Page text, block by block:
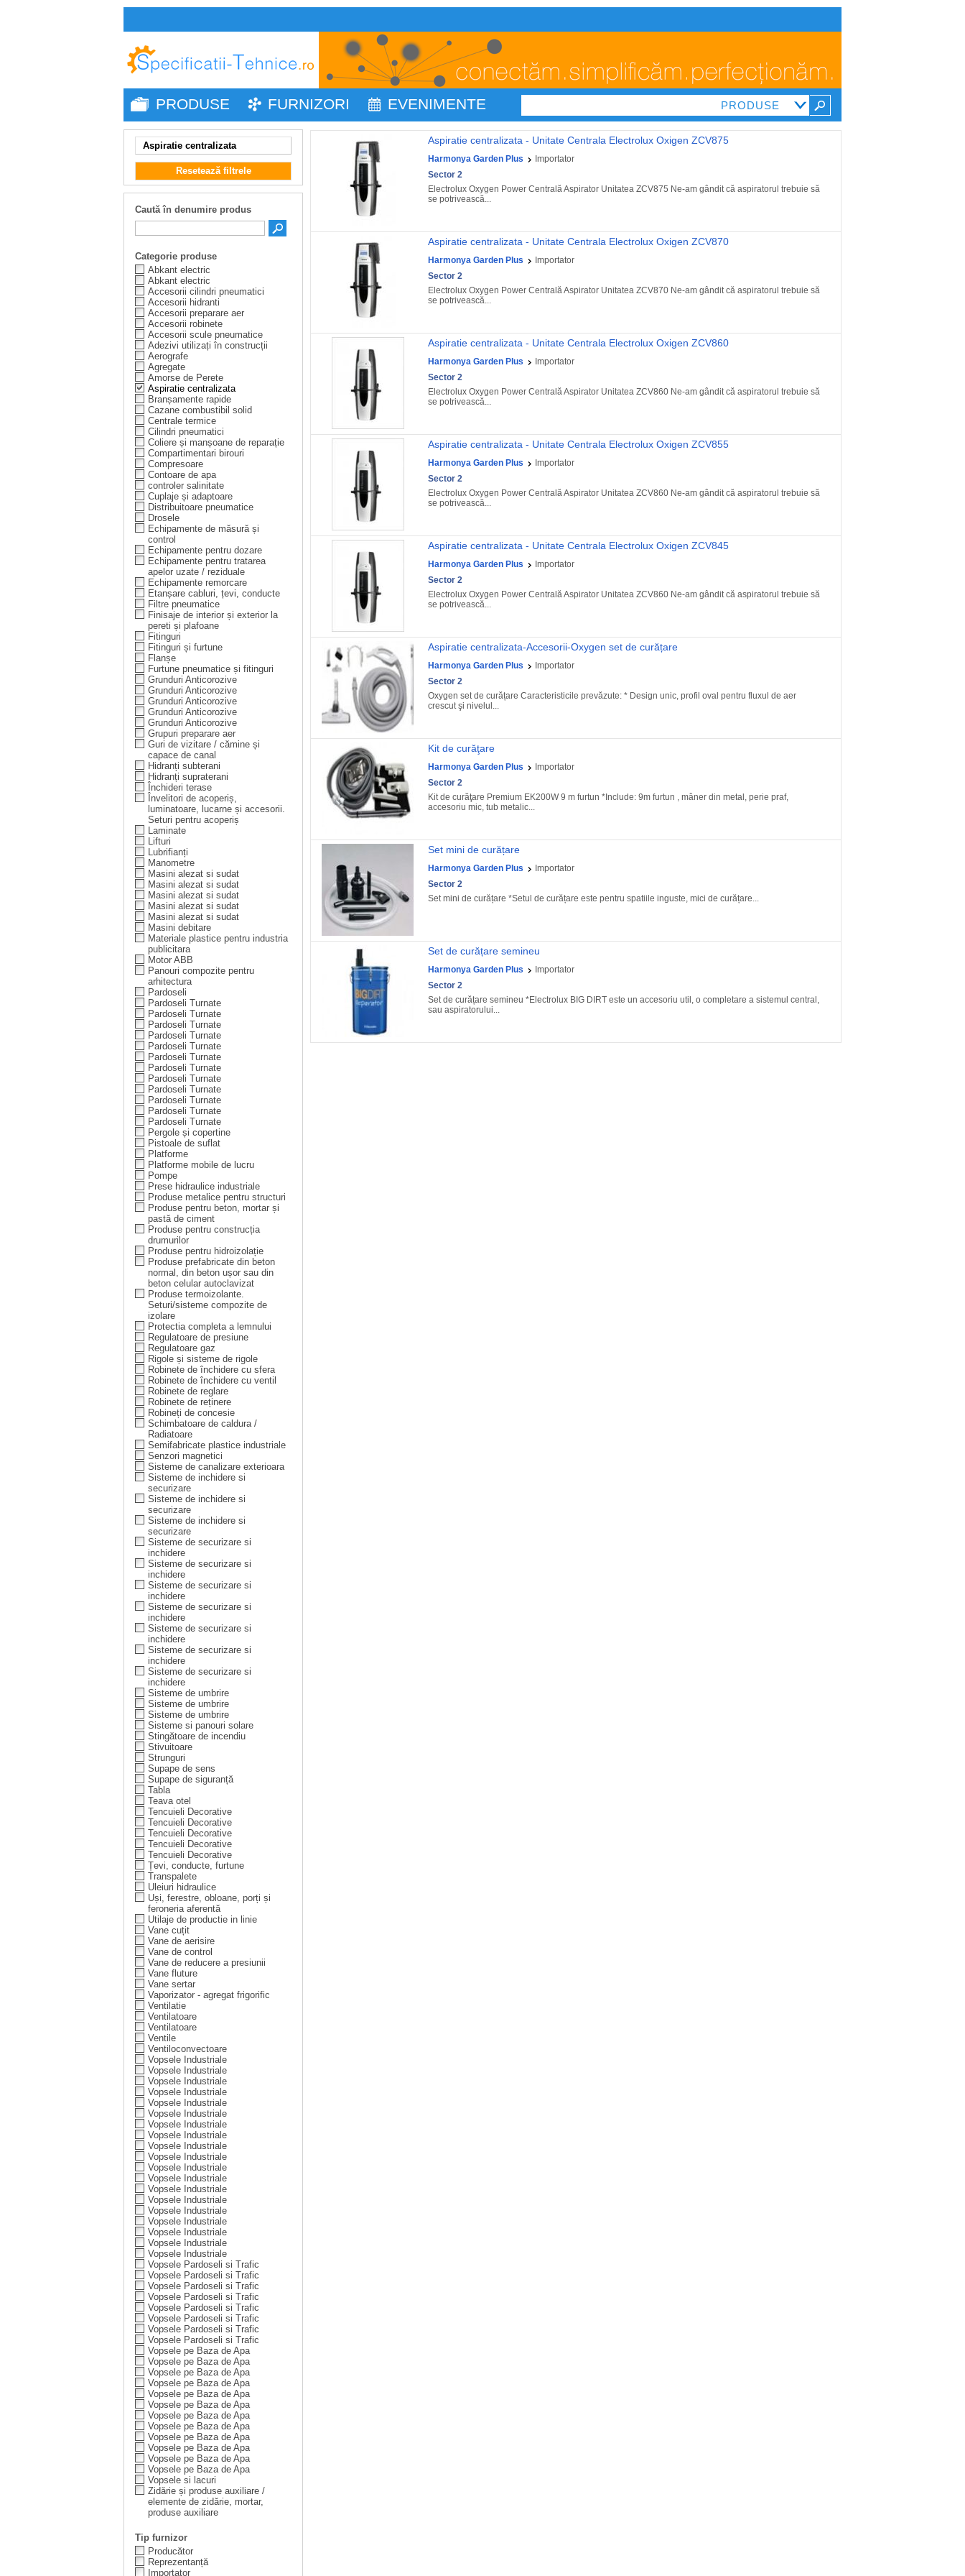
PRODUSE FURNIZORI EVENIMENTE
Aspiratie centralizata
Resetează filtrele
Caută în denumire produs
Categorie produse
Abkant electric
Abkant electric
Accesorii cilindri pneumatici
Accesorii hidranti
Accesorii preparare aer
Accesorii robinete
Accesorii scule pneumatice
Adezivi utilizați în construcții
Aerografe
Agregate
Amorse de Perete
Aspiratie centralizata
Branșamente rapide
Cazane combustibil solid
Centrale termice
Cilindri pneumatici
Coliere și manșoane de reparație
Compartimentari birouri
Compresoare
Contoare de apa
controler salinitate
Cuplaje și adaptoare
Distribuitoare pneumatice
Drosele
Echipamente de măsură și
control
Echipamente pentru dozare
Echipamente pentru tratarea
apelor uzate / reziduale
Echipamente remorcare
Etanșare cabluri, țevi, conducte
Filtre pneumatice
Finisaje de interior și exterior la
pereti și plafoane
Fitinguri
Fitinguri și furtune
Flanșe
Furtune pneumatice și fitinguri
Grunduri Anticorozive
Grunduri Anticorozive
Grunduri Anticorozive
Grunduri Anticorozive
Grunduri Anticorozive
Grupuri preparare aer
Guri de vizitare / cămine și
capace de canal
Hidranți subterani
Hidranți supraterani
Închideri terase
Învelitori de acoperiș,
luminatoare, lucarne și accesorii.
Seturi pentru acoperiș
Laminate
Lifturi
Lubrifianți
Manometre
Masini alezat si sudat
Masini alezat si sudat
Masini alezat si sudat
Masini alezat si sudat
Masini alezat si sudat
Masini debitare
Materiale plastice pentru industria
publicitara
Motor ABB
Panouri compozite pentru
arhitectura
Pardoseli
Pardoseli Turnate
Pardoseli Turnate
Pardoseli Turnate
Pardoseli Turnate
Pardoseli Turnate
Pardoseli Turnate
Pardoseli Turnate
Pardoseli Turnate
Pardoseli Turnate
Pardoseli Turnate
Pardoseli Turnate
Pardoseli Turnate
Pergole și copertine
Pistoale de suflat
Platforme
Platforme mobile de lucru
Pompe
Prese hidraulice industriale
Produse metalice pentru structuri
Produse pentru beton, mortar și
pastă de ciment
Produse pentru construcția
drumurilor
Produse pentru hidroizolație
Produse prefabricate din beton
normal, din beton ușor sau din
beton celular autoclavizat
Produse termoizolante.
Seturi/sisteme compozite de
izolare
Protectia completa a lemnului
Regulatoare de presiune
Regulatoare gaz
Rigole și sisteme de rigole
Robinete de închidere cu sfera
Robinete de închidere cu ventil
Robinete de reglare
Robinete de reținere
Robineți de concesie
Schimbatoare de caldura /
Radiatoare
Semifabricate plastice industriale
Senzori magnetici
Sisteme de canalizare exterioara
Sisteme de inchidere si
securizare
Sisteme de inchidere si
securizare
Sisteme de inchidere si
securizare
Sisteme de securizare si
inchidere
Sisteme de securizare si
inchidere
Sisteme de securizare si
inchidere
Sisteme de securizare si
inchidere
Sisteme de securizare si
inchidere
Sisteme de securizare si
inchidere
Sisteme de securizare si
inchidere
Sisteme de umbrire
Sisteme de umbrire
Sisteme de umbrire
Sisteme si panouri solare
Stingătoare de incendiu
Stivuitoare
Strunguri
Supape de sens
Supape de siguranță
Tabla
Teava otel
Tencuieli Decorative
Tencuieli Decorative
Tencuieli Decorative
Tencuieli Decorative
Tencuieli Decorative
Țevi, conducte, furtune
Transpalete
Uleiuri hidraulice
Uși, ferestre, obloane, porți și
feroneria aferentă
Utilaje de productie in linie
Vane cuțit
Vane de aerisire
Vane de control
Vane de reducere a presiunii
Vane fluture
Vane sertar
Vaporizator - agregat frigorific
Ventilatie
Ventilatoare
Ventilatoare
Ventile
Ventiloconvectoare
Vopsele Industriale
Vopsele Industriale
Vopsele Industriale
Vopsele Industriale
Vopsele Industriale
Vopsele Industriale
Vopsele Industriale
Vopsele Industriale
Vopsele Industriale
Vopsele Industriale
Vopsele Industriale
Vopsele Industriale
Vopsele Industriale
Vopsele Industriale
Vopsele Industriale
Vopsele Industriale
Vopsele Industriale
Vopsele Industriale
Vopsele Industriale
Vopsele Pardoseli si Trafic
Vopsele Pardoseli si Trafic
Vopsele Pardoseli si Trafic
Vopsele Pardoseli si Trafic
Vopsele Pardoseli si Trafic
Vopsele Pardoseli si Trafic
Vopsele Pardoseli si Trafic
Vopsele Pardoseli si Trafic
Vopsele pe Baza de Apa
Vopsele pe Baza de Apa
Vopsele pe Baza de Apa
Vopsele pe Baza de Apa
Vopsele pe Baza de Apa
Vopsele pe Baza de Apa
Vopsele pe Baza de Apa
Vopsele pe Baza de Apa
Vopsele pe Baza de Apa
Vopsele pe Baza de Apa
Vopsele pe Baza de Apa
Vopsele pe Baza de Apa
Vopsele si lacuri
Zidărie și produse auxiliare /
elemente de zidărie, mortar,
produse auxiliare
Tip furnizor
Producător
Reprezentanță
Importator
Aspiratie centralizata - Unitate Centrala Electrolux Oxigen ZCV875
Harmonya Garden Plus
Importator
Sector 2
Electrolux Oxygen Power Centrală Aspirator Unitatea ZCV875 Ne-am gândit că aspiratorul trebuie să
se potrivească...
Aspiratie centralizata - Unitate Centrala Electrolux Oxigen ZCV870
Harmonya Garden Plus
Importator
Sector 2
Electrolux Oxygen Power Centrală Aspirator Unitatea ZCV870 Ne-am gândit că aspiratorul trebuie să
se potrivească...
Aspiratie centralizata - Unitate Centrala Electrolux Oxigen ZCV860
Harmonya Garden Plus
Importator
Sector 2
Electrolux Oxygen Power Centrală Aspirator Unitatea ZCV860 Ne-am gândit că aspiratorul trebuie să
se potrivească...
Aspiratie centralizata - Unitate Centrala Electrolux Oxigen ZCV855
Harmonya Garden Plus
Importator
Sector 2
Electrolux Oxygen Power Centrală Aspirator Unitatea ZCV860 Ne-am gândit că aspiratorul trebuie să
se potrivească...
Aspiratie centralizata - Unitate Centrala Electrolux Oxigen ZCV845
Harmonya Garden Plus
Importator
Sector 2
Electrolux Oxygen Power Centrală Aspirator Unitatea ZCV860 Ne-am gândit că aspiratorul trebuie să
se potrivească...
Aspiratie centralizata-Accesorii-Oxygen set de curățare
Harmonya Garden Plus
Importator
Sector 2
Oxygen set de curățare Caracteristicile prevăzute: * Design unic, profil oval pentru fluxul de aer
crescut şi nivelul...
Kit de curăţare
Harmonya Garden Plus
Importator
Sector 2
Kit de curăţare Premium EK200W 9 m furtun *Include: 9m furtun , mâner din metal, perie praf,
accesoriu mic, tub metalic...
Set mini de curățare
Harmonya Garden Plus
Importator
Sector 2
Set mini de curățare *Setul de curățare este pentru spatiile inguste, mici de curățare...
Set de curățare semineu
Harmonya Garden Plus
Importator
Sector 2
Set de curățare semineu *Electrolux BIG DIRT este un accesoriu util, o completare a sistemul central,
sau aspiratorului...